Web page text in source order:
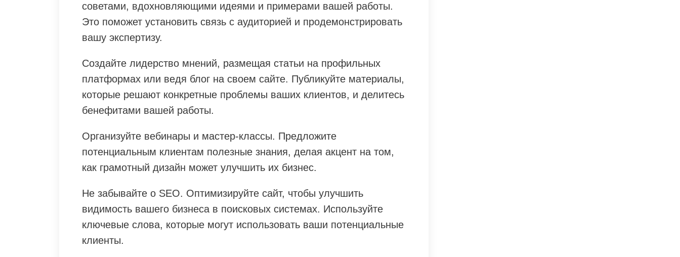
советами, вдохновляющими идеями и примерами вашей работы.
Это поможет установить связь с аудиторией и продемонстрировать
вашу экспертизу.
Создайте лидерство мнений, размещая статьи на профильных
платформах или ведя блог на своем сайте. Публикуйте материалы,
которые решают конкретные проблемы ваших клиентов, и делитесь
бенефитами вашей работы.
Организуйте вебинары и мастер-классы. Предложите
потенциальным клиентам полезные знания, делая акцент на том,
как грамотный дизайн может улучшить их бизнес.
Не забывайте о SEO. Оптимизируйте сайт, чтобы улучшить
видимость вашего бизнеса в поисковых системах. Используйте
ключевые слова, которые могут использовать ваши потенциальные
клиенты.